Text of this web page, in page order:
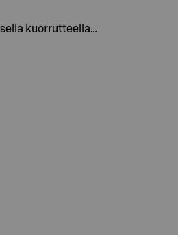
kuorrutteella…